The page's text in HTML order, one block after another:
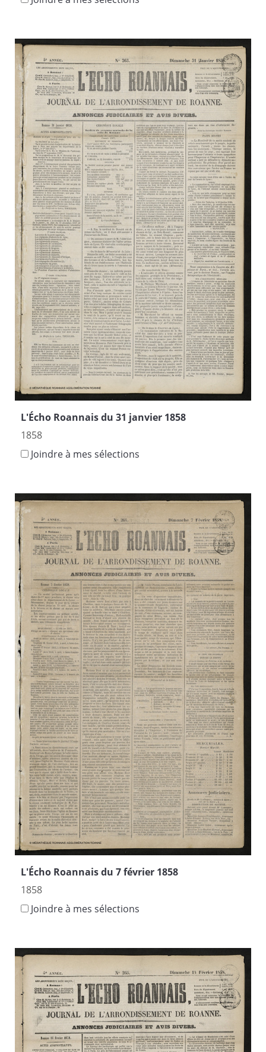
L'Écho Roannais du 31 janvier 1858
1858
Joindre à mes sélections
L'Écho Roannais du 7 février 1858
1858
Joindre à mes sélections